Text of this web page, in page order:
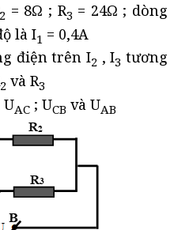
2 = 8Ω ; R3 = 24Ω ; dòng
là I1 = 0,4A
điện trên I2 , I3 tương
2 và R3
AC ; UCB và UAB